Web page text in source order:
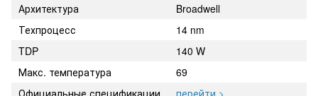
Архитектура
Broadwell
Техпроцесс
14 nm
TDP
140 W
Макс. температура
69
Официальные спецификации
перейти >